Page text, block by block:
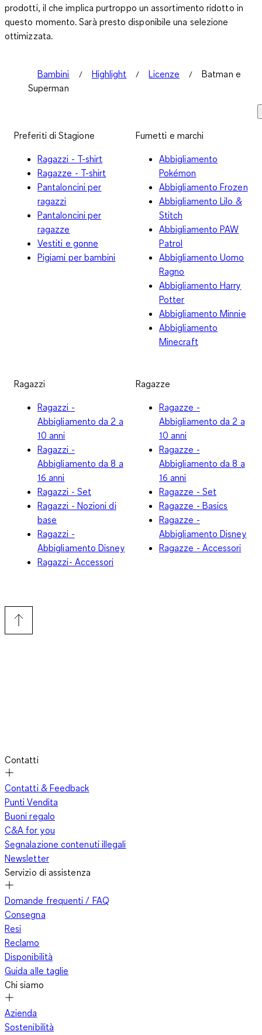
prodotti, il che implica purtroppo un assortimento ridotto in
questo momento. Sarà presto disponibile una selezione
ottimizzata.
Bambini Highlight Licenze
Batman e
Superman
Preferiti di Stagione
Ragazzi - T-shirt
Ragazze - T-shirt
Pantaloncini per
ragazzi
Pantaloncini per
ragazze
Vestiti e gonne
Pigiami per bambini
Fumetti e marchi
Abbigliamento
Pokémon
Abbigliamento Frozen
Abbigliamento Lilo &
Stitch
Abbigliamento PAW
Patrol
Abbigliamento Uomo
Ragno
Abbigliamento Harry
Potter
Abbigliamento Minnie
Abbigliamento
Minecraft
Ragazzi
Ragazzi -
Abbigliamento da 2 a
10 anni
Ragazzi -
Abbigliamento da 8 a
16 anni
Ragazzi - Set
Ragazzi - Nozioni di
base
Ragazzi -
Abbigliamento Disney
Ragazzi- Accessori
Ragazze
Ragazze -
Abbigliamento da 2 a
10 anni
Ragazze -
Abbigliamento da 8 a
16 anni
Ragazze - Set
Ragazze - Basics
Ragazze -
Abbigliamento Disney
Ragazze - Accessori
Contatti
Contatti & Feedback
Punti Vendita
Buoni regalo
C&A for you
Segnalazione contenuti illegali
Newsletter
Servizio di assistenza
Domande frequenti / FAQ
Consegna
Resi
Reclamo
Disponibilità
Guida alle taglie
Chi siamo
Azienda
Sostenibilità